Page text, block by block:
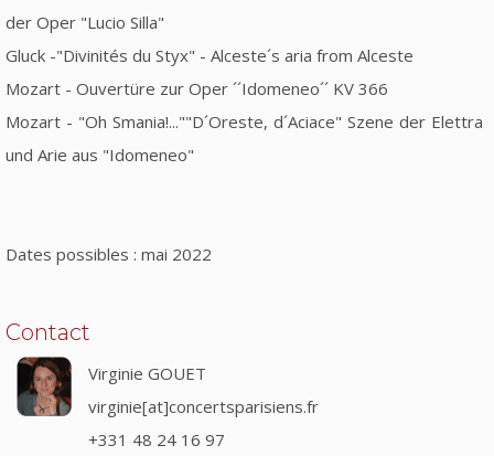
der Oper "Lucio Silla"
Gluck -"Divinités du Styx" - Alceste´s aria from Alceste
Mozart - Ouvertüre zur Oper ´´Idomeneo´´ KV 366
Mozart - "Oh Smania!...""D´Oreste, d´Aciace" Szene der Elettra
und Arie aus "Idomeneo"
Dates possibles : mai 2022
Contact
Virginie GOUET
virginie[at]concertsparisiens.fr
+331 48 24 16 97